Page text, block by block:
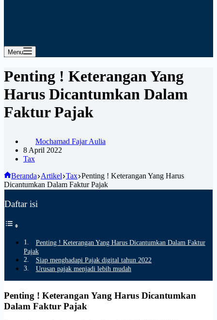
Menu
Penting ! Keterangan Yang
Harus Dicantumkan Dalam
Faktur Pajak
Mochamad Fajar Aulia
8 April 2022
Tax
Beranda Artikel Tax Penting ! Keterangan Yang Harus
Dicantumkan Dalam Faktur Pajak
Daftar isi
Penting ! Keterangan Yang Harus Dicantumkan Dalam Faktur
Pajak
Siap menghadapi Pajak digital tahun 2022
Urusan pajak menjadi lebih mudah
Penting ! Keterangan Yang Harus Dicantumkan
Dalam Faktur Pajak